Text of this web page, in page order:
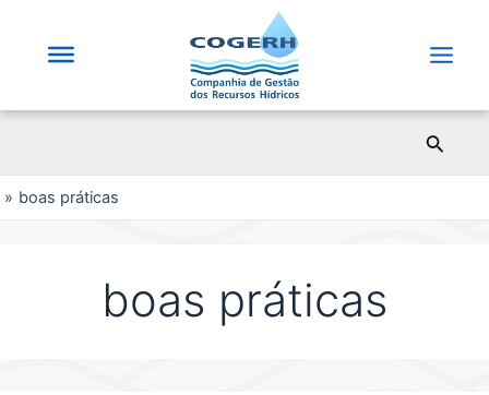
boas práticas
boas práticas